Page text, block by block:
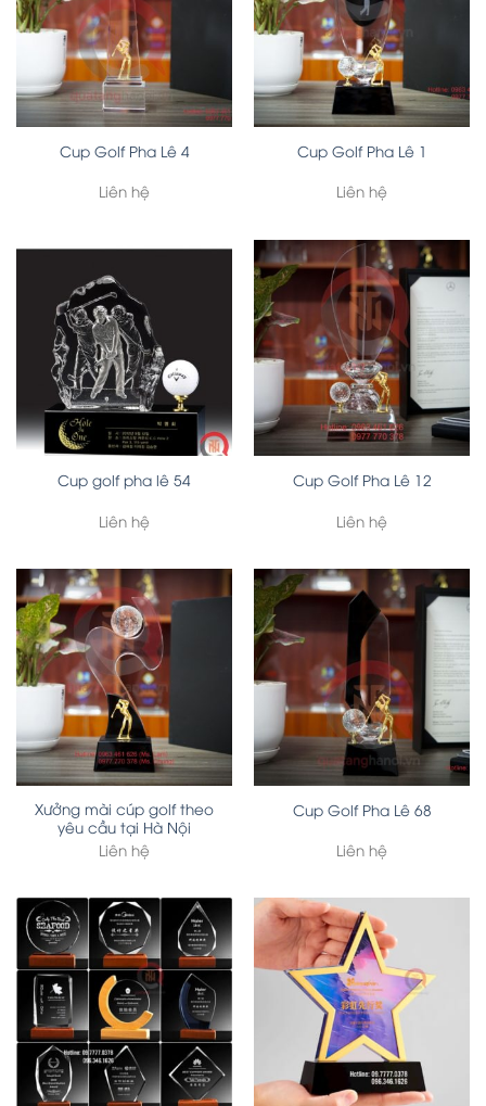
Cup Golf Pha Lê 4
Liên hệ
Cup Golf Pha Lê 1
Liên hệ
Cup golf pha lê 54
Liên hệ
Cup Golf Pha Lê 12
Liên hệ
Xưởng mài cúp golf theo
yêu cầu tại Hà Nội
Liên hệ
Cup Golf Pha Lê 68
Liên hệ